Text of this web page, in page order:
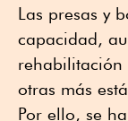
Las presas y
capacidad,
rehabilitación
otras más
Por ello, se